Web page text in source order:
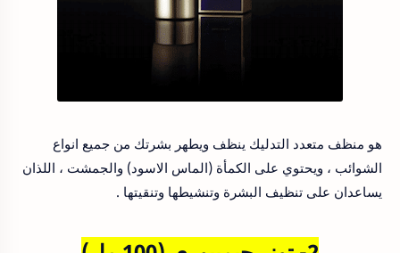
هو منظف متعدد التدليك ينظف ويطهر بشرتك من جميع انواع
الشوائب ، ويحتوي على الكمأة (الماس الاسود) والجمشت ، اللذان
يساعدان على تنظيف البشرة وتنشيطها وتنقيتها .